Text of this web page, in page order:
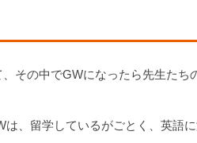
その中でGWになったら先生たち
、留学しているがごとく、英語に